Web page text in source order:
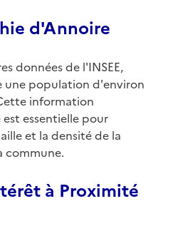
d'Annoire
données de l'INSEE,
une population d'environ
information
essentielle pour
et la densité de la
commune.
à Proximité